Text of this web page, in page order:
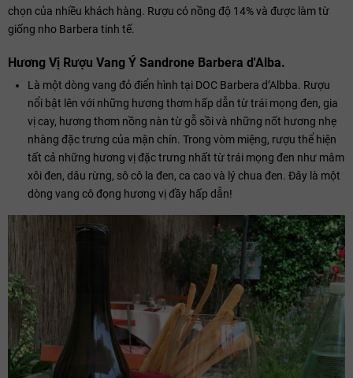
chọn của nhiều khách hàng. Rượu có nồng độ 14% và được làm từ
giống nho Barbera tinh tế.
Hương Vị Rượu Vang Ý Sandrone Barbera d'Alba.
Là một dòng vang đỏ điển hình tại DOC Barbera d’Albba. Rượu
nổi bật lên với những hương thơm hấp dẫn từ trái mọng đen, gia
vị cay, hương thơm nồng nàn từ gỗ sồi và những nốt hương nhẹ
nhàng đặc trưng của mận chín. Trong vòm miệng, rượu thể hiện
tất cả những hương vị đặc trưng nhất từ trái mọng đen như mâm
xôi đen, dâu rừng, sô cô la đen, ca cao và lý chua đen. Đây là một
dòng vang cô đọng hương vị đầy hấp dẫn!